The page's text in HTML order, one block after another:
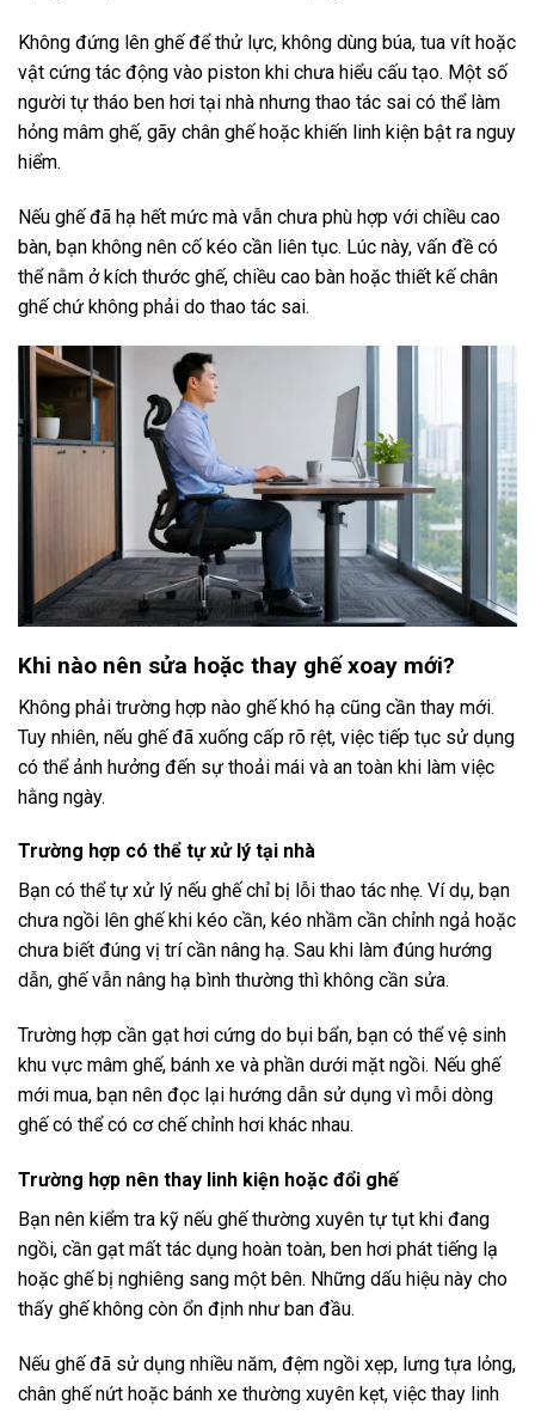
Không đứng lên ghế để thử lực, không dùng búa, tua vít hoặc
vật cứng tác động vào piston khi chưa hiểu cấu tạo. Một số
người tự tháo ben hơi tại nhà nhưng thao tác sai có thể làm
hỏng mâm ghế, gãy chân ghế hoặc khiến linh kiện bật ra nguy
hiểm.
Nếu ghế đã hạ hết mức mà vẫn chưa phù hợp với chiều cao
bàn, bạn không nên cố kéo cần liên tục. Lúc này, vấn đề có
thể nằm ở kích thước ghế, chiều cao bàn hoặc thiết kế chân
ghế chứ không phải do thao tác sai.
Khi nào nên sửa hoặc thay ghế xoay mới?
Không phải trường hợp nào ghế khó hạ cũng cần thay mới.
Tuy nhiên, nếu ghế đã xuống cấp rõ rệt, việc tiếp tục sử dụng
có thể ảnh hưởng đến sự thoải mái và an toàn khi làm việc
hằng ngày.
Trường hợp có thể tự xử lý tại nhà
Bạn có thể tự xử lý nếu ghế chỉ bị lỗi thao tác nhẹ. Ví dụ, bạn
chưa ngồi lên ghế khi kéo cần, kéo nhầm cần chỉnh ngả hoặc
chưa biết đúng vị trí cần nâng hạ. Sau khi làm đúng hướng
dẫn, ghế vẫn nâng hạ bình thường thì không cần sửa.
Trường hợp cần gạt hơi cứng do bụi bẩn, bạn có thể vệ sinh
khu vực mâm ghế, bánh xe và phần dưới mặt ngồi. Nếu ghế
mới mua, bạn nên đọc lại hướng dẫn sử dụng vì mỗi dòng
ghế có thể có cơ chế chỉnh hơi khác nhau.
Trường hợp nên thay linh kiện hoặc đổi ghế
Bạn nên kiểm tra kỹ nếu ghế thường xuyên tự tụt khi đang
ngồi, cần gạt mất tác dụng hoàn toàn, ben hơi phát tiếng lạ
hoặc ghế bị nghiêng sang một bên. Những dấu hiệu này cho
thấy ghế không còn ổn định như ban đầu.
Nếu ghế đã sử dụng nhiều năm, đệm ngồi xẹp, lưng tựa lỏng,
chân ghế nứt hoặc bánh xe thường xuyên kẹt, việc thay linh